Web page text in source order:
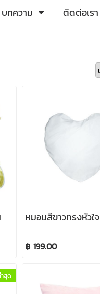
บทความ ติดต่อเรา
หมอนสีขาวทรงหัวใจ
฿ 199.00
สุด